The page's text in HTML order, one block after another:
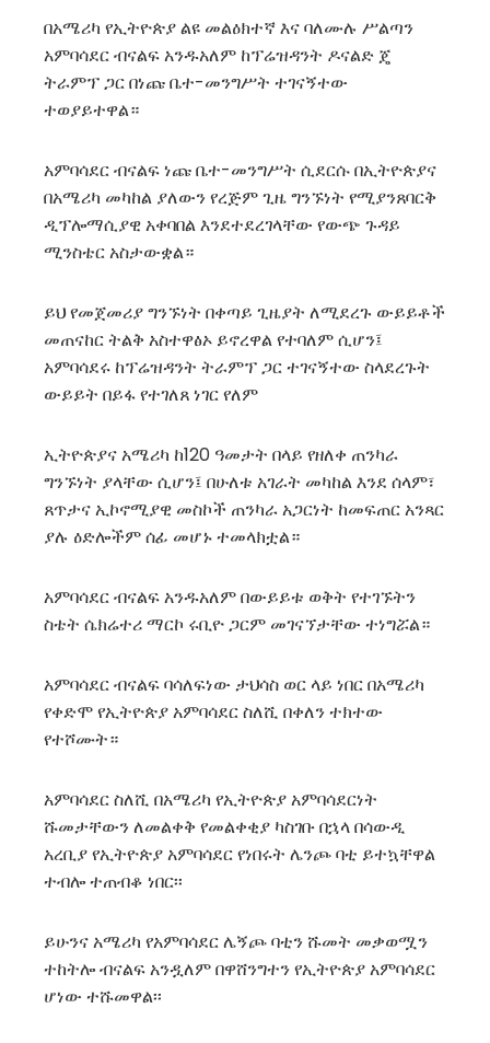
በአሜሪካ የኢትዮጵያ ልዩ መልዕክተኛ እና ባለሙሉ ሥልጣን
አምባሳደር ብናልፍ አንዱአለም ከፕሬዝዳንት ዶናልድ ጄ
ትራምፕ ጋር በነጩ ቤተ-መንግሥት ተገናኝተው
ተወያይተዋል።
አምባሳደር ብናልፍ ነጩ ቤተ-መንግሥት ሲደርሱ በኢትዮጵያና
በአሜሪካ መካከል ያለውን የረጅም ጊዜ ግንኙነት የሚያንጸባርቅ
ዲፕሎማሲያዊ አቀባበል እንደተደረገላቸው የውጭ ጉዳይ
ሚንስቴር አስታውቋል።
ይህ የመጀመሪያ ግንኙነት በቀጣይ ጊዜያት ለሚደረጉ ውይይቶች
መጠናከር ትልቅ አስተዋፅኦ ይኖረዋል የተባለም ሲሆን፤
አምባሳደሩ ከፕሬዝዳንት ትራምፕ ጋር ተገናኝተው ስላደረጉት
ውይይት በይፋ የተገለጸ ነገር የለም
ኢትዮጵያና አሜሪካ ከ120 ዓመታት በላይ የዘለቀ ጠንካራ
ግንኙነት ያላቸው ሲሆን፤ በሁለቱ አገራት መካከል እንደ ሰላም፣
ጸጥታና ኢኮኖሚያዊ መስኮች ጠንካራ አጋርነት ከመፍጠር አንጻር
ያሉ ዕድሎችም ሰፊ መሆኑ ተመላክቷል።
አምባሳደር ብናልፍ አንዱአለም በውይይቱ ወቅት የተገኙትን
ስቴት ሴክሬተሪ ማርኮ ሩቢዮ ጋርም መገናኘታቸው ተነግሯል።
አምባሳደር ብናልፍ ባሳለፍነው ታህሳስ ወር ላይ ነበር በአሜሪካ
የቀድሞ የኢትዮጵያ አምባሳደር ስለሺ በቀለን ተክተው
የተሾሙት።
አምባሳደር ስለሺ በአሜሪካ የኢትዮጵያ አምባሳደርነት
ሹመታቸውን ለመልቀቅ የመልቀቂያ ካስገቡ በኋላ በሳውዲ
አረቢያ የኢትዮጵያ አምባሳደር የነበሩት ሌንጮ ባቲ ይተኳቸዋል
ተብሎ ተጠብቆ ነበር፡፡
ይሁንና አሜሪካ የአምባሳደር ሌኝጮ ባቲን ሹመት መቃወሟን
ተከትሎ ብናልፍ አንዷለም በዋሸንግተን የኢትዮጵያ አምባሳደር
ሆነው ተሹመዋል፡፡